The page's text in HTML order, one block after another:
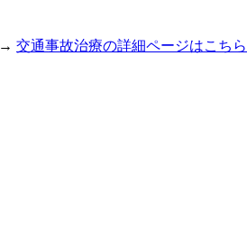
→ 交通事故治療の詳細ページはこちら